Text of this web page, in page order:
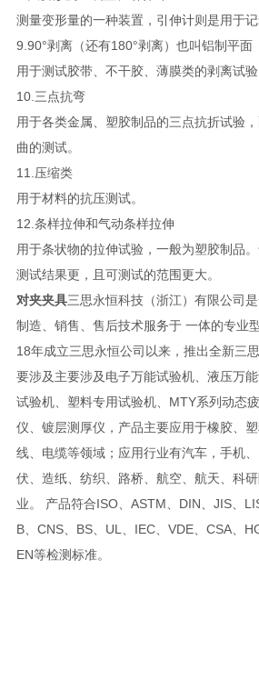
测量变形量的一种装置，引伸计则是用于记
9.90°剥离（还有180°剥离）也叫铝制平面
用于测试胶带、不干胶、薄膜类的剥离试验
10.三点抗弯
用于各类金属、塑胶制品的三点抗折试验
曲的测试。
11.压缩类
用于材料的抗压测试。
12.条样拉伸和气动条样拉伸
用于条状物的拉伸试验，一般为塑胶制品
测试结果更，且可测试的范围更大。
对夹夹具三思永恒科技（浙江）有限公司是
制造、销售、售后技术服务于 一体的专业
18年成立三思永恒公司以来，推出全新三
要涉及主要涉及电子万能试验机、液压万
试验机、塑料专用试验机、MTY系列动态
仪、镀层测厚仪，产品主要应用于橡胶、
线、电缆等领域；应用行业有汽车，手机
伏、造纸、纺织、路桥、航空、航天、科
业。 产品符合ISO、ASTM、DIN、JIS、
B、CNS、BS、UL、IEC、VDE、CSA、
EN等检测标准。